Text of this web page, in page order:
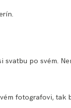
po svém.
fotografovi, tak